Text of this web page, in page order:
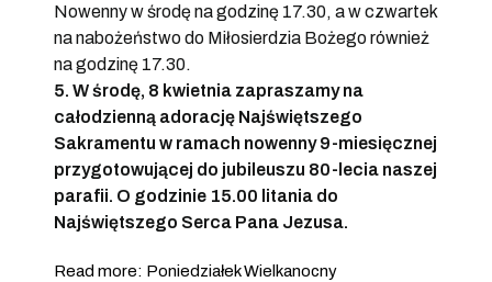
Nowenny w środę na godzinę 17.30, a w czwartek
na nabożeństwo do Miłosierdzia Bożego również
na godzinę 17.30.
5. W środę, 8 kwietnia zapraszamy na
całodzienną adorację Najświętszego
Sakramentu w ramach nowenny 9-miesięcznej
przygotowującej do jubileuszu 80-lecia naszej
parafii. O godzinie 15.00 litania do
Najświętszego Serca Pana Jezusa.
Read more: Poniedziałek Wielkanocny